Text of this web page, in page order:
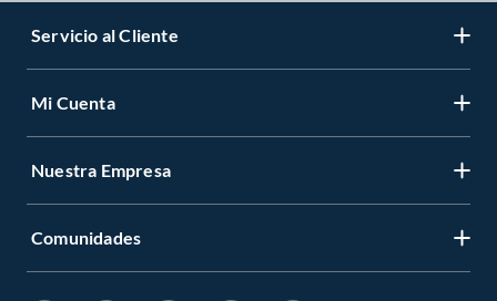
Servicio al Cliente
Mi Cuenta
Nuestra Empresa
Comunidades